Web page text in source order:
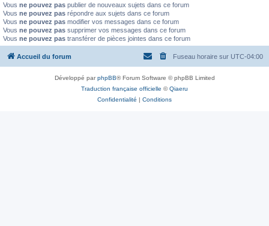
Vous ne pouvez pas publier de nouveaux sujets dans ce forum
Vous ne pouvez pas répondre aux sujets dans ce forum
Vous ne pouvez pas modifier vos messages dans ce forum
Vous ne pouvez pas supprimer vos messages dans ce forum
Vous ne pouvez pas transférer de pièces jointes dans ce forum
Accueil du forum Fuseau horaire sur UTC-04:00
Développé parphpBB® Forum Software © phpBB Limited
Traduction française officielle ©Qiaeru
Confidentialité | Conditions